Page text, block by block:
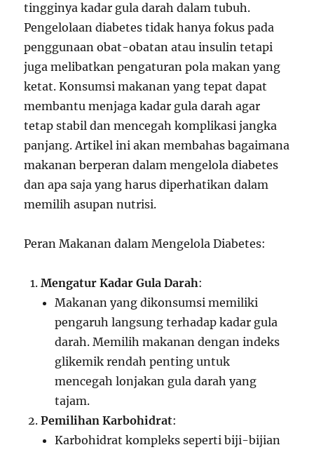
tingginya kadar gula darah dalam tubuh.
Pengelolaan diabetes tidak hanya fokus pada
penggunaan obat-obatan atau insulin tetapi
juga melibatkan pengaturan pola makan yang
ketat. Konsumsi makanan yang tepat dapat
membantu menjaga kadar gula darah agar
tetap stabil dan mencegah komplikasi jangka
panjang. Artikel ini akan membahas bagaimana
makanan berperan dalam mengelola diabetes
dan apa saja yang harus diperhatikan dalam
memilih asupan nutrisi.
Peran Makanan dalam Mengelola Diabetes:
Mengatur Kadar Gula Darah:
Makanan yang dikonsumsi memiliki
pengaruh langsung terhadap kadar gula
darah. Memilih makanan dengan indeks
glikemik rendah penting untuk
mencegah lonjakan gula darah yang
tajam.
Pemilihan Karbohidrat:
Karbohidrat kompleks seperti biji-bijian